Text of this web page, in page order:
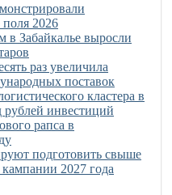
2026
Забайкалье выросли
раз увеличила
поставок
кластера в
рублей инвестиций
рапса в
подготовить свыше
2027 года